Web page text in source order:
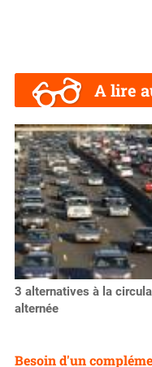
A lire
3 alternatives à la
alternée
Besoin d'un